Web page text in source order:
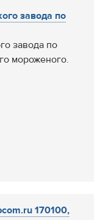
завода по
завода по
мороженого.
170100,